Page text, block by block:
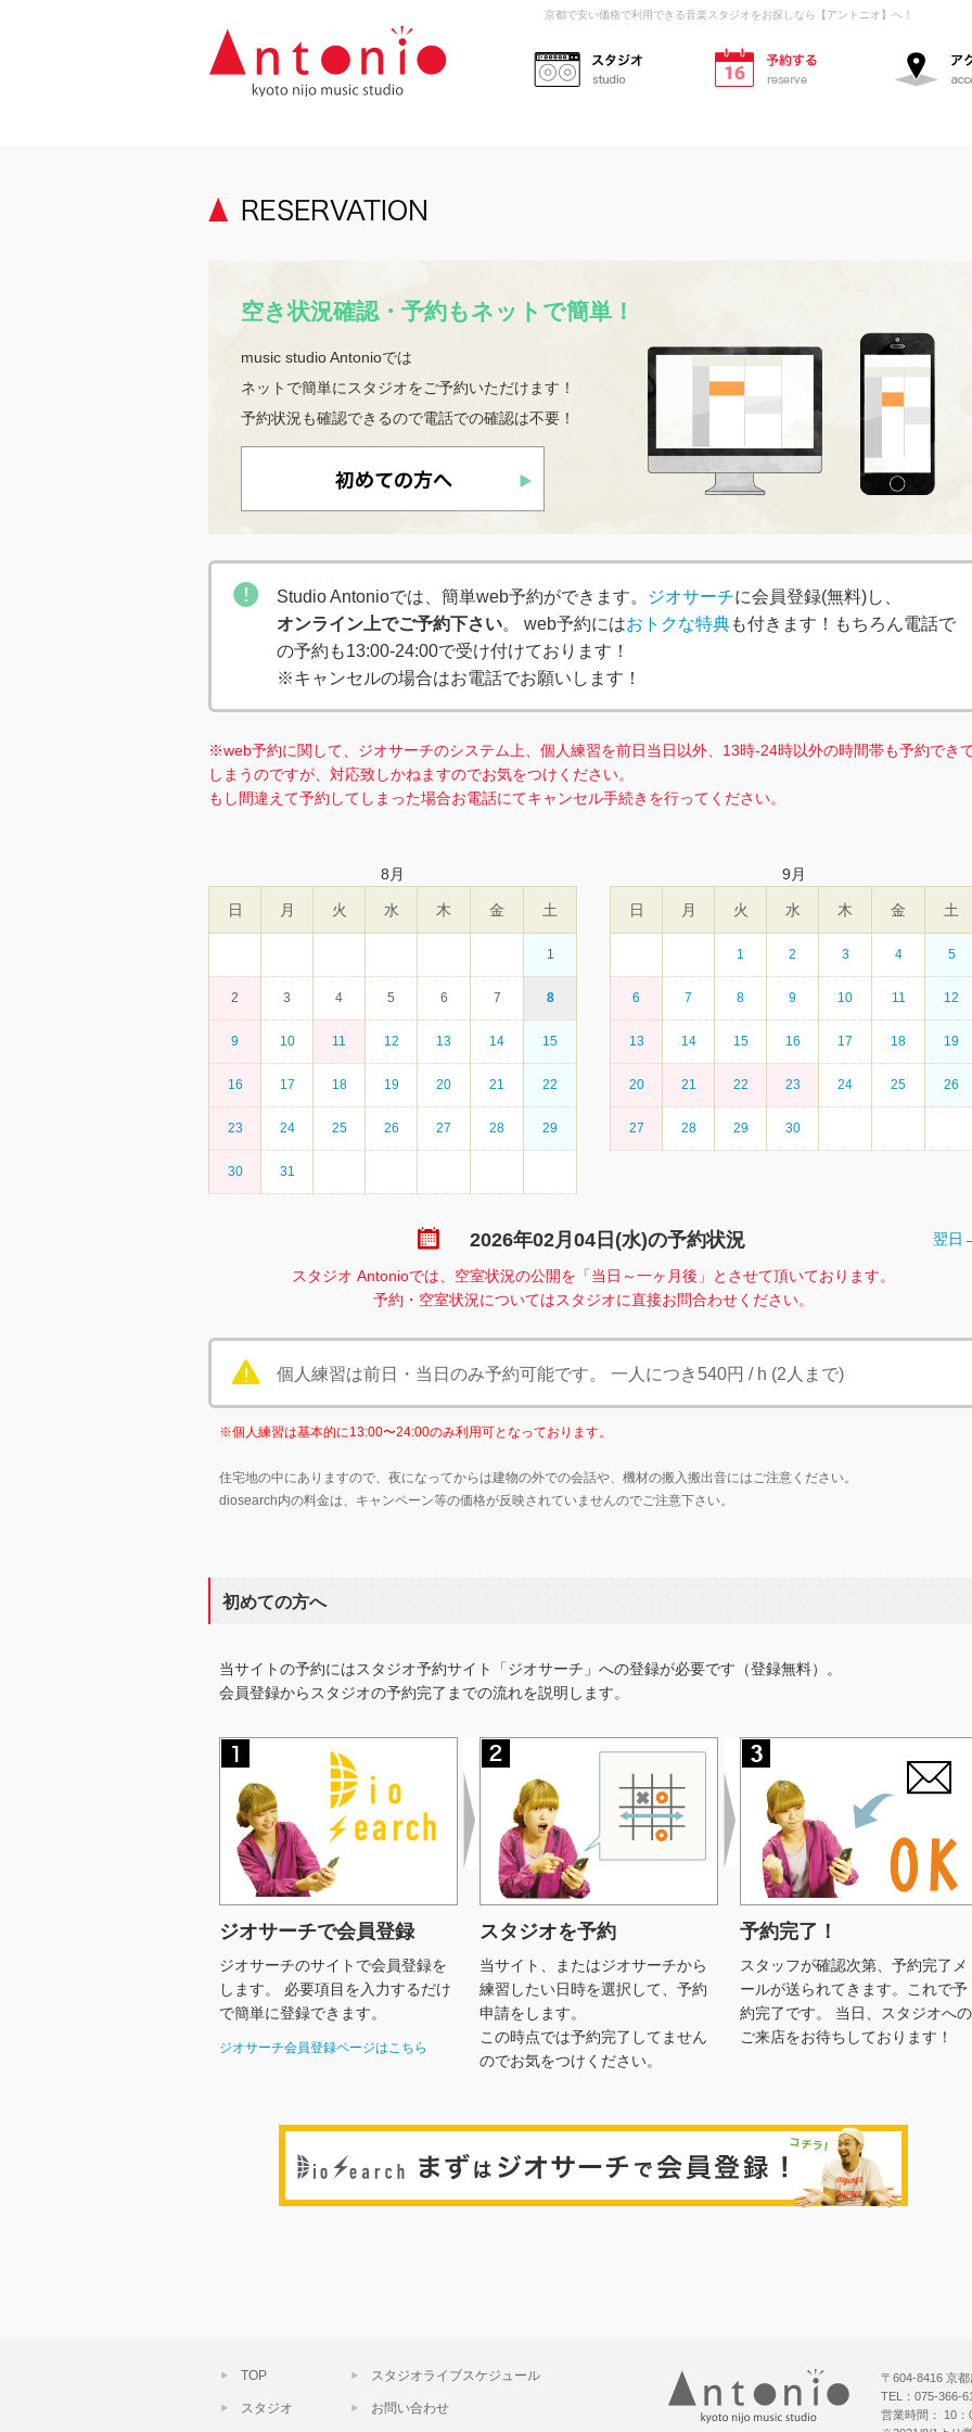
京都で安い価格で利用できる音楽スタジオをお探しなら【アントニオ】へ！
スタジオ
空き状況確認・予約もネットで簡単！
music studio Antonioでは
ネットで簡単にスタジオをご予約いただけます！
予約状況も確認できるので電話での確認は不要！
Studio Antonioでは、簡単web予約ができます。 ジオサーチに会員登録(無料)し、
オンライン上でご予約下さい。 web予約にはおトクな特典も付きます！もちろん電話で
の予約も13:00-24:00で受け付けております！
※キャンセルの場合はお電話でお願いします！
※web予約に関して、ジオサーチのシステム上、個人練習を前日当日以外、13時-24時以外の時間帯も予約でき
しまうのですが、対応致しかねますのでお気をつけください。
もし間違えて予約してしまった場合お電話にてキャンセル手続きを行ってください。
8 月
日 月 火 水 木 金 土
1
2 3 4 5 6 7 8
9 10 11 12 13 14 15
16 17 18 19 20 21 22
23 24 25 26 27 28 29
30 31
9 月
日 月 火 水 木 金 土
1 2 3 4 5
6 7 8 9 10 11 12
13 14 15 16 17 18 19
20 21 22 23 24 25 26
27 28 29 30
翌日
2026年02月04日(水)の予約状況
スタジオ Antonioでは、空室状況の公開を「当日～一ヶ月後」とさせて頂いております。
予約・空室状況についてはスタジオに直接お問合わせください。
個人練習は前日・当日のみ予約可能です。 一人につき540円 / h (2人まで)
※個人練習は基本的に13:00〜24:00のみ利用可となっております。
住宅地の中にありますので、夜になってからは建物の外での会話や、機材の搬入搬出音にはご注意ください。
diosearch内の料金は、キャンペーン等の価格が反映されていませんのでご注意下さい。
初めての方へ
当サイトの予約にはスタジオ予約サイト「ジオサーチ」への登録が必要です（登録無料）。
会員登録からスタジオの予約完了までの流れを説明します。
ジオサーチで会員登録
ジオサーチのサイトで会員登録を
します。 必要項目を入力するだけ
で簡単に登録できます。
ジオサーチ会員登録ページはこちら
スタジオを予約
当サイト、またはジオサーチから
練習したい日時を選択して、予約
申請をします。
この時点では予約完了してません
のでお気をつけください。
予約完了！
スタッフが確認次第、予約完了メ
ールが送られてきます。これで予
約完了です。 当日、スタジオへの
ご来店をお待ちしております！
TOP
スタジオ
スタジオライブスケジュール
お問い合わせ
〒604-8416 京
TEL：075-366-
営業時間： 10：